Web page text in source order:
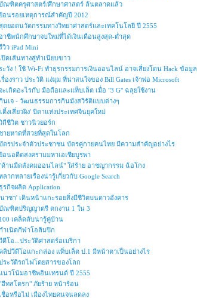
ณฑิตครุศาสตร์/ศึกษาศาสตร์ ล้นตลาดแล้ว
อนรอยเหตุการณ์สำคัญปี 2012
ดยอดนวัตกรรมทางวิทยาศาสตร์และเทคโนโลยี ปี 2555
าชีพนักศึกษาจบใหม่ที่ได้เงินเดือนสูงสุด-ต่ำสุด
วิว iPad Mini
ปิดเส้นทางสู่ทำเนียบขาว
ะวัง ! ใช้ Wi-Fi ทำธุรกรรมการเงินออนไลน์ อาจเสี่ยงโดน Hack ข้อมูล
รื่องราว ประวัติ แง่มุม ที่น่าสนใจของ Bill Gates เจ้าพ่อ Microsoft
ะเกิดอะไรกับ มือถือและแท็บเล็ต เมื่อ "3 G" ฉลุยใช้งาน
นเจ - วัฒนธรรมการกินมังสวิรัติแบบต่างๆ
ติ้งเสี่ยวผิง' บิดาแห่งประเทศจีนยุคใหม่
ถีชีวิต ชาวนิวยอร์ก
ายหาดที่สวยที่สุดในโลก
ตรประจำตัวประชาชน บัตรคู่กายคนไทย มีความสำคัญอย่างไร
อนอดีตสงครามมหาเอเซียบูรพา
ด้านมืดสังคมออนไลน์" ใส่ร้าย อาชญากรรม ฉ้อโกง
ลากหลายเรื่องน่ารู้เกี่ยวกับ Google Search
รกิจผลิต Application
าซา' เดินหน้าแกะรอยสิ่งมีชีวิตบนดาวอังคาร
ณฑิตปริญญาตรี ตกงาน 1 ใน 3
เคล็ดลับน่ารู้คู่บ้าน
ำเนิดกีฬาโอลิมปิก
ดีโอ...ประวัติศาสตร์อเมริกา
ลิปวีดีโอแกะกล่อง แท็บเล็ต ป.1 มีหน้าตาเป็นอย่างไร
ระวัติรถไฟโดยสารของโลก
นวโน้มอาชีพอินเทรนด์ ปี 2555
ฮีทสโตรก" ภัยร้าย หน้าร้อน
ชื่อหรือไม่ เมืองไทยคนจนลดลง